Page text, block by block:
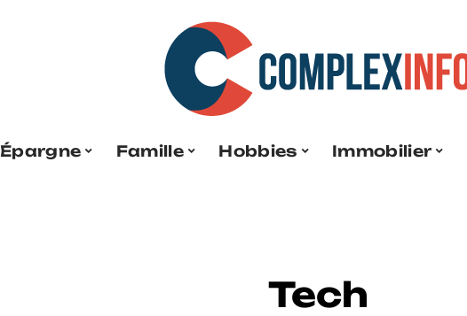
Épargne Famille Hobbies Immobilier
Tech